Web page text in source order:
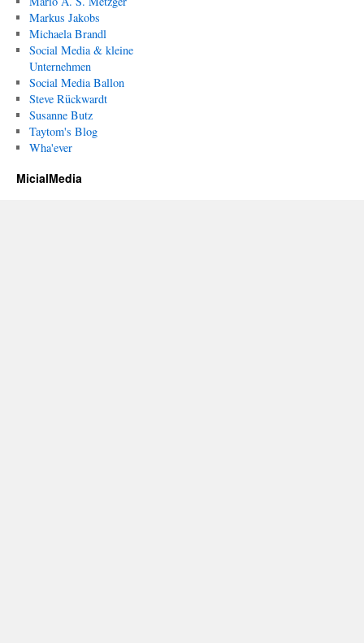
Markus Jakobs
Michaela Brandl
Social Media & kleine
Unternehmen
Social Media Ballon
Steve Rückwardt
Susanne Butz
Taytom's Blog
Wha'ever
MicialMedia